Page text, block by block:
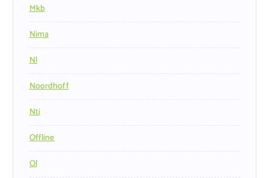
Mkb
Nima
Nl
Noordhoff
Nti
Offline
Ol